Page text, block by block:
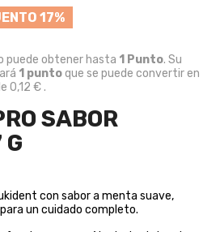
17%
puede obtener hasta 1 Punto. Su
1 puntoque se puede convertir en
0,12 €.
SABOR
con sabor a menta suave,
un cuidado completo.